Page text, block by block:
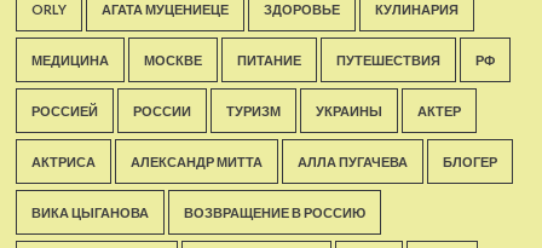
ORLY АГАТА МУЦЕНИЕЦЕ ЗДОРОВЬЕ КУЛИНАРИЯ
МЕДИЦИНА МОСКВЕ ПИТАНИЕ ПУТЕШЕСТВИЯ РФ
РОССИЕЙ РОССИИ ТУРИЗМ УКРАИНЫ АКТЕР
АКТРИСА АЛЕКСАНДР МИТТА АЛЛА ПУГАЧЕВА БЛОГЕР
ВИКА ЦЫГАНОВА ВОЗВРАЩЕНИЕ В РОССИЮ